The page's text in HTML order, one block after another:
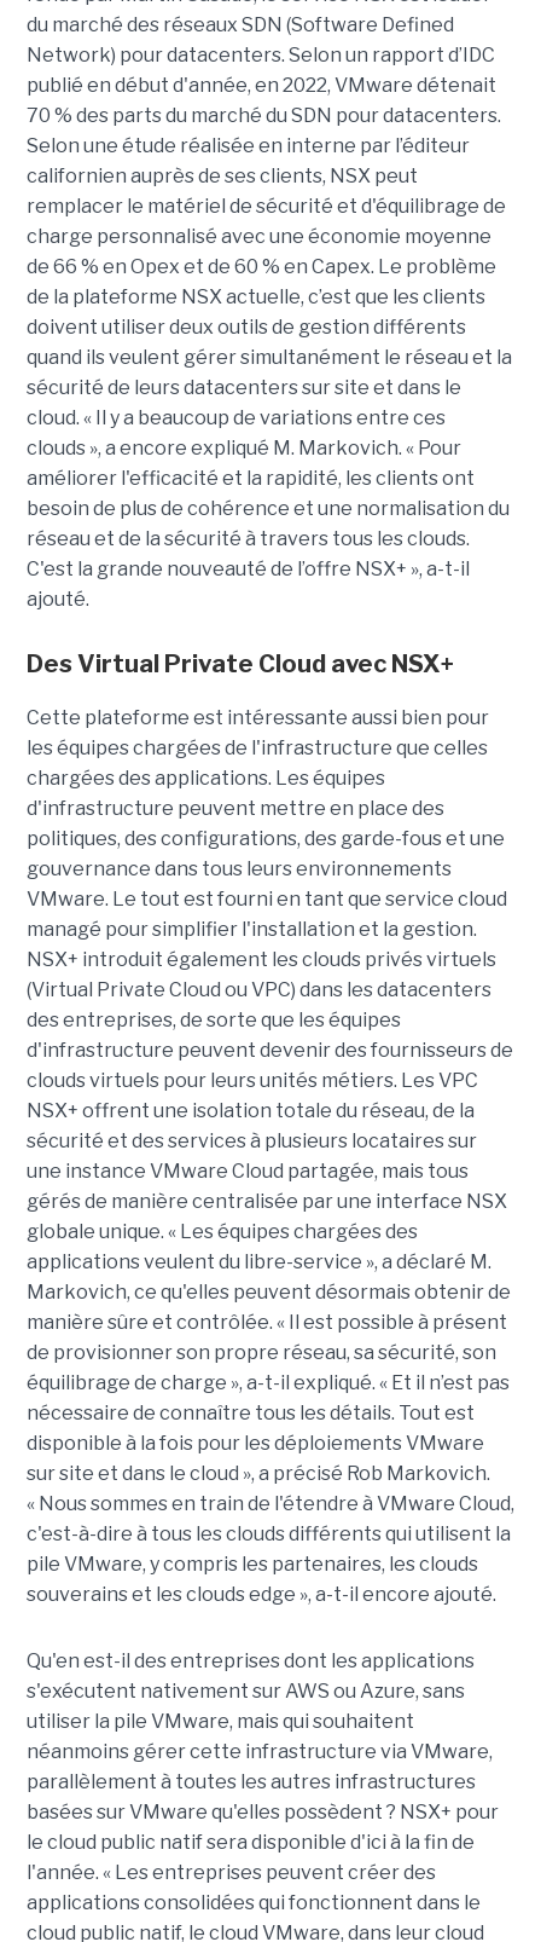
du marché des réseaux SDN (Software Defined
Network) pour datacenters. Selon un rapport d’IDC
publié en début d'année, en 2022, VMware détenait
70 % des parts du marché du SDN pour datacenters.
Selon une étude réalisée en interne par l’éditeur
californien auprès de ses clients, NSX peut
remplacer le matériel de sécurité et d'équilibrage de
charge personnalisé avec une économie moyenne
de 66 % en Opex et de 60 % en Capex. Le problème
de la plateforme NSX actuelle, c’est que les clients
doivent utiliser deux outils de gestion différents
quand ils veulent gérer simultanément le réseau et la
sécurité de leurs datacenters sur site et dans le
cloud. « Il y a beaucoup de variations entre ces
clouds », a encore expliqué M. Markovich. « Pour
améliorer l'efficacité et la rapidité, les clients ont
besoin de plus de cohérence et une normalisation du
réseau et de la sécurité à travers tous les clouds.
C'est la grande nouveauté de l’offre NSX+ », a-t-il
ajouté.
Des Virtual Private Cloud avec NSX+
Cette plateforme est intéressante aussi bien pour
les équipes chargées de l'infrastructure que celles
chargées des applications. Les équipes
d'infrastructure peuvent mettre en place des
politiques, des configurations, des garde-fous et une
gouvernance dans tous leurs environnements
VMware. Le tout est fourni en tant que service cloud
managé pour simplifier l'installation et la gestion.
NSX+ introduit également les clouds privés virtuels
(Virtual Private Cloud ou VPC) dans les datacenters
des entreprises, de sorte que les équipes
d'infrastructure peuvent devenir des fournisseurs de
clouds virtuels pour leurs unités métiers. Les VPC
NSX+ offrent une isolation totale du réseau, de la
sécurité et des services à plusieurs locataires sur
une instance VMware Cloud partagée, mais tous
gérés de manière centralisée par une interface NSX
globale unique. « Les équipes chargées des
applications veulent du libre-service », a déclaré M.
Markovich, ce qu'elles peuvent désormais obtenir de
manière sûre et contrôlée. « Il est possible à présent
de provisionner son propre réseau, sa sécurité, son
équilibrage de charge », a-t-il expliqué. « Et il n’est pas
nécessaire de connaître tous les détails. Tout est
disponible à la fois pour les déploiements VMware
sur site et dans le cloud », a précisé Rob Markovich.
« Nous sommes en train de l'étendre à VMware Cloud,
c'est-à-dire à tous les clouds différents qui utilisent la
pile VMware, y compris les partenaires, les clouds
souverains et les clouds edge », a-t-il encore ajouté.
Qu'en est-il des entreprises dont les applications
s'exécutent nativement sur AWS ou Azure, sans
utiliser la pile VMware, mais qui souhaitent
néanmoins gérer cette infrastructure via VMware,
parallèlement à toutes les autres infrastructures
basées sur VMware qu'elles possèdent ? NSX+ pour
le cloud public natif sera disponible d'ici à la fin de
l'année. « Les entreprises peuvent créer des
applications consolidées qui fonctionnent dans le
cloud public natif, le cloud VMware, dans leur cloud